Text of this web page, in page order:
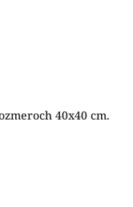
40x40 cm.